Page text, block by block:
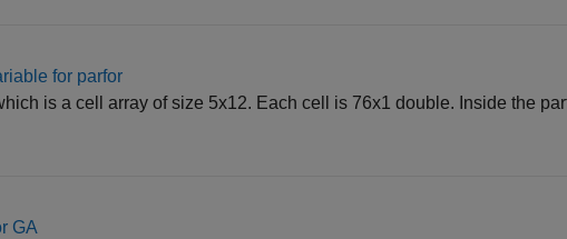
for parfor
is a cell array of size 5x12. Each cell is 76x1 double. Inside the
GA